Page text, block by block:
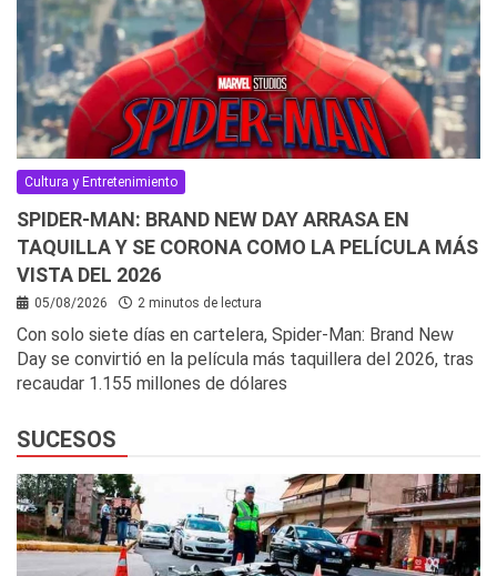
Cultura y Entretenimiento
SPIDER-MAN: BRAND NEW DAY ARRASA EN
TAQUILLA Y SE CORONA COMO LA PELÍCULA MÁS
VISTA DEL 2026
05/08/2026 2 minutos de lectura
Con solo siete días en cartelera, Spider-Man: Brand New
Day se convirtió en la película más taquillera del 2026, tras
recaudar 1.155 millones de dólares
SUCESOS